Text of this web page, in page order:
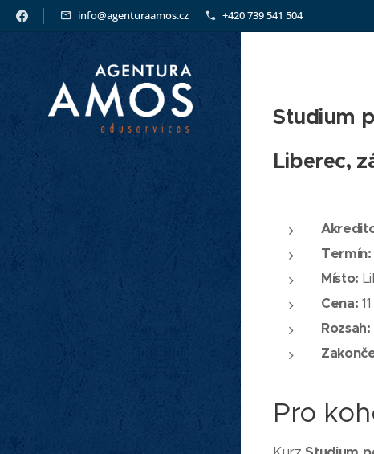
info@agenturaamos.cz +420 739 541 504
Studium
Liberec,
Termín:
Místo:
Cena:
Rozsah:
Pro